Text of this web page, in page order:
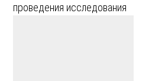
проведения исследования